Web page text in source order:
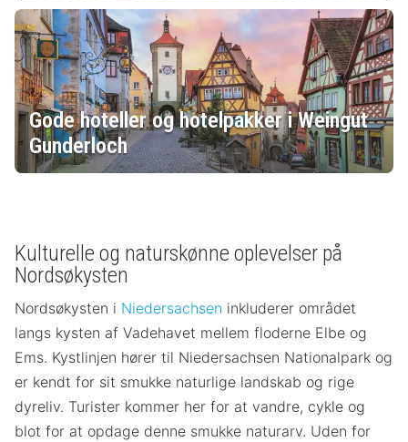
Gode hoteller og hotelpakker i Weingut
Gunderloch
Kulturelle og naturskønne oplevelser på
Nordsøkysten
Nordsøkysten i Niedersachsen inkluderer området
langs kysten af ​​Vadehavet mellem floderne Elbe og
Ems. Kystlinjen hører til Niedersachsen Nationalpark og
er kendt for sit smukke naturlige landskab og rige
dyreliv. Turister kommer her for at vandre, cykle og
blot for at opdage denne smukke naturarv. Uden for